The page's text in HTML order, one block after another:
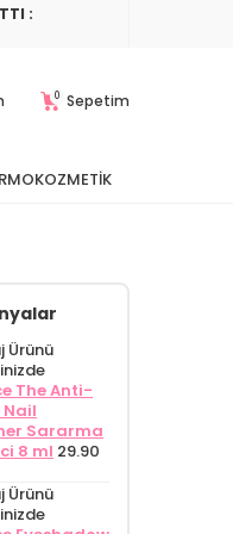
:
0 Sepetim
Ürünü
The Anti-
Nail
Sararma
8 ml 29.90
Ürünü